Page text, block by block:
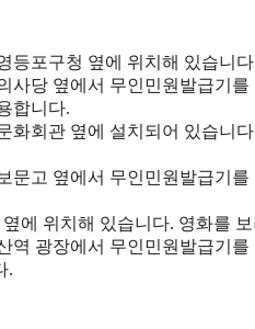
등포구청 옆에 위치해 있습니
사당 옆에서 무인민원발급기
합니다.
화회관 옆에 설치되어 있습니
문고 옆에서 무인민원발급기
에 위치해 있습니다. 영화를
역 광장에서 무인민원발급기
.